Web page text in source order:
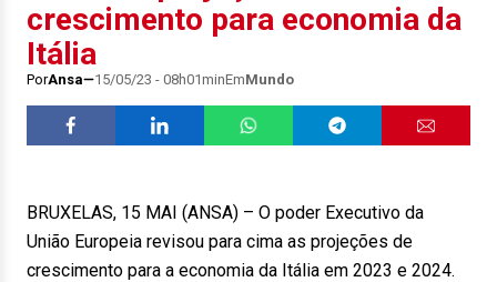
crescimento para economia da
Itália
PorAnsa 15/05/23 - 08h01minEmMundo
BRUXELAS, 15 MAI (ANSA) – O poder Executivo da
União Europeia revisou para cima as projeções de
crescimento para a economia da Itália em 2023 e 2024.